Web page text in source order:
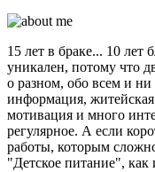
15 лет в браке... 10
уникален, потому что
о разном, обо всем и ни
информация, житейская
мотивация и много
регулярное. А если
работы, которым
"Детское питание", как